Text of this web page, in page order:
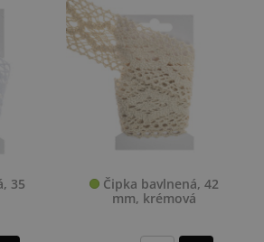
35
Čipka bavlnená, 42
mm, krémová